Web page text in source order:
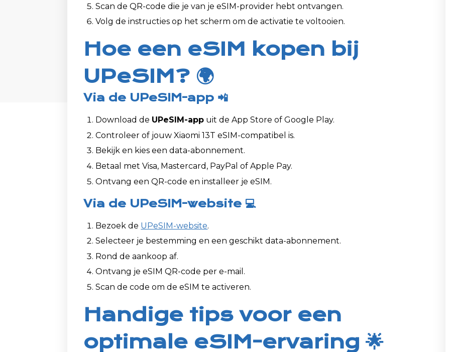
Scan de QR-code die je van je eSIM-provider hebt ontvangen.
Volg de instructies op het scherm om de activatie te voltooien.
Hoe een eSIM kopen bij
UPeSIM? 🌍
Via de UPeSIM-app 📲
Download de UPeSIM-app uit de App Store of Google Play.
Controleer of jouw Xiaomi 13T eSIM-compatibel is.
Bekijk en kies een data-abonnement.
Betaal met Visa, Mastercard, PayPal of Apple Pay.
Ontvang een QR-code en installeer je eSIM.
Via de UPeSIM-website 💻
Bezoek de UPeSIM-website.
Selecteer je bestemming en een geschikt data-abonnement.
Rond de aankoop af.
Ontvang je eSIM QR-code per e-mail.
Scan de code om de eSIM te activeren.
Handige tips voor een
optimale eSIM-ervaring 🌟